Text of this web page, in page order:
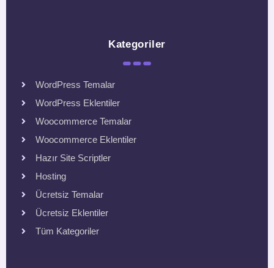
Kategoriler
WordPress Temalar
WordPress Eklentiler
Woocommerce Temalar
Woocommerce Eklentiler
Hazır Site Scriptler
Hosting
Ücretsiz Temalar
Ücretsiz Eklentiler
Tüm Kategoriler